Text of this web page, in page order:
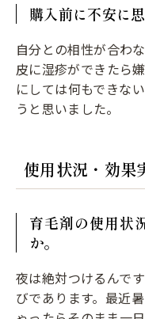
購入前に不安に
自分との相性が合わ
皮に湿疹ができたら
にしては何もできな
うと思いました。
使用状況・効果
育毛剤の使用状
か。
夜は絶対つけるんで
びであります。最近